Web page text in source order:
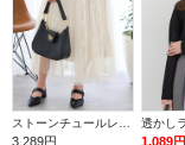
3,289円
1,089円